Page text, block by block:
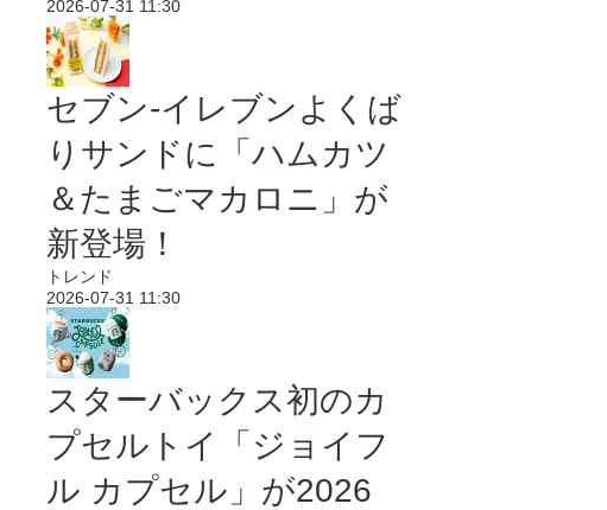
2026-07-31 11:30
セブン‐イレブンよくば
りサンドに「ハムカツ
＆たまごマカロニ」が
新登場！
トレンド
2026-07-31 11:30
スターバックス初のカ
プセルトイ「ジョイフ
ル カプセル」が2026